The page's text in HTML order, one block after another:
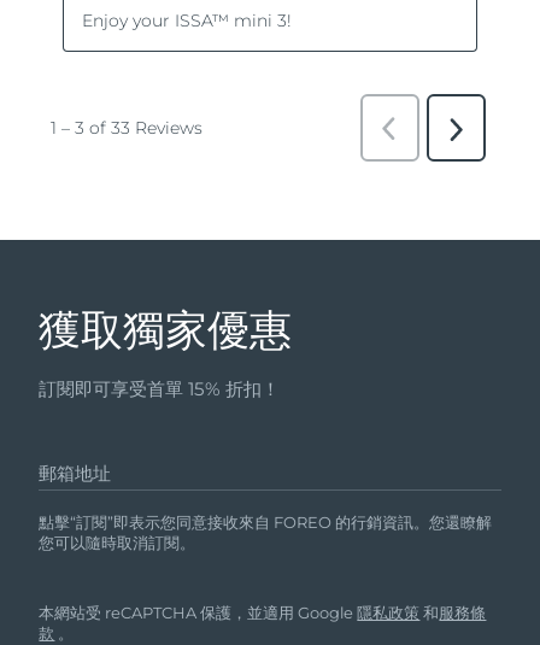
獲取獨家優惠
訂閱即可享受首單 15% 折扣！
郵箱地址
點擊“訂閱”即表示您同意接收來自 FOREO 的行銷資訊。您還瞭解
您可以隨時取消訂閱。
本網站受 reCAPTCHA 保護，並適用 Google隱私政策 和服務條
款 。